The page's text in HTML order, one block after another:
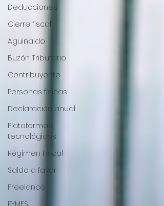
Deducciones
Cierre fiscal
Aguinaldo
Buzón Tributario
Contribuyente
Personas físicas
Declaración anual
Plataformas
tecnológicas
Régimen Fiscal
Saldo a favor
Freelance
PYMES